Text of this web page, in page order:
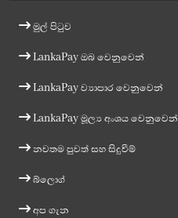
මුල් පිටුව
LankaPay ඔබ වෙනුවෙන්
LankaPay ව්‍යාපාර වෙනුවෙන්
LankaPay මූල්‍ය අංශය වෙනුවෙන්
නවතම පුවත් සහ සිදුවීම්
බ්ලොග්
අප ගැන